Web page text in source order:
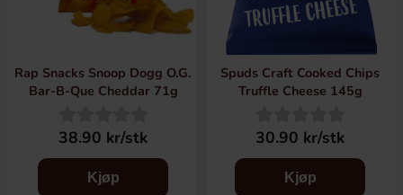
Rap Snacks Snoop Dogg O.G.
Bar-B-Que Cheddar 71g
38.90 kr/stk
Kjøp
Spuds Craft Cooked Chips
Truffle Cheese 145g
30.90 kr/stk
Kjøp